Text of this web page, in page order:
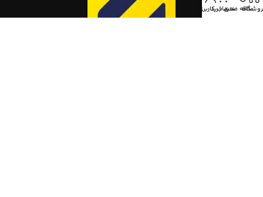
علاقه مندیسبد خرید
حساب کاربری من